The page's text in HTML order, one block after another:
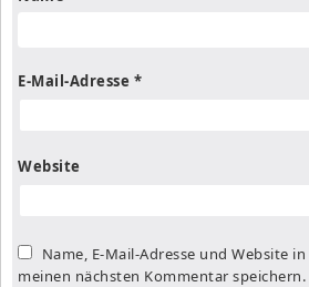
E-Mail-Adresse *
Website
Name, E-Mail-Adresse und Website
meinen nächsten Kommentar speichern.